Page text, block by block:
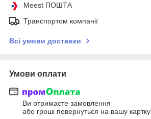
Meest ПОШТА
Транспортом компанії
Всі умови доставки
Умови оплати
Ви отримаєте замовлення
або гроші повернуться на вашу картку